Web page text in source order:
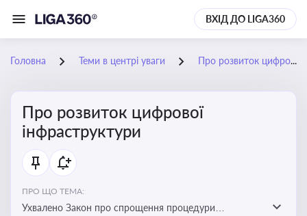
ВХІД ДО LIGA360
Головна Теми в центрі уваги Про розвиток цифрової інфраструктури
Про розвиток цифрової
інфраструктури
ПРО ЩО ТЕМА:
Ухвалено Закон про спрощення процедури